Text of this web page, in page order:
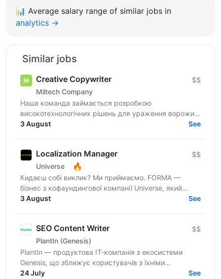
📊 Average salary range of similar jobs in
analytics →
Similar jobs
Creative Copywriter
Miltech Company
$$
Наша команда займається розробкою
високотехнологічних рішень для ураження ворожих
цілей. Ми створюємо повноцінні продукти - від ідеї
3 August See
Localization Manager
Universe 🔥
$$
Кидаєш собі виклик? Ми приймаємо. FORMA —
бізнес з кофаундингової компанії Universe, який
створює сервіси для ефективної взаємодії з
3 August See
SEO Content Writer
PlantIn (Genesis)
$$
PlantIn — продуктова IT-компанія з екосистеми
Genesis, що зближує користувачів з їхніми
захопленнями шляхом створення продуктів на
24 July See